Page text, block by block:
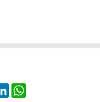
LinkedIn